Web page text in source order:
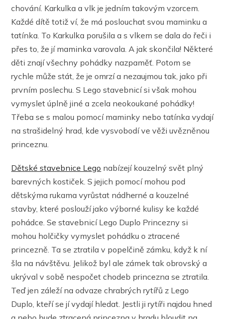
chování. Karkulka a vlk je jedním takovým vzorcem.
Každé dítě totiž ví, že má poslouchat svou maminku a
tatínka. To Karkulka porušila a s vlkem se dala do řeči i
přes to, že jí maminka varovala. A jak skončila! Některé
děti znají všechny pohádky nazpaměť. Potom se
rychle může stát, že je omrzí a nezaujmou tak, jako při
prvním poslechu. S Lego stavebnicí si však mohou
vymyslet úplně jiné a zcela neokoukané pohádky!
Třeba se s malou pomocí maminky nebo tatínka vydají
na strašidelný hrad, kde vysvobodí ve věži uvězněnou
princeznu.
Dětské stavebnice Lego nabízejí kouzelný svět plný
barevných kostiček. S jejich pomocí mohou pod
dětskýma rukama vyrůstat nádherné a kouzelné
stavby, které poslouží jako výborné kulisy ke každé
pohádce. Se stavebnicí Lego Duplo Princezny si
mohou holčičky vymyslet pohádku o ztracené
princezně. Ta se ztratila v popelčině zámku, když k ní
šla na návštěvu. Jelikož byl ale zámek tak obrovský a
ukrýval v sobě nespočet chodeb princezna se ztratila.
Teď jen záleží na odvaze chrabrých rytířů z Lego
Duplo, kteří se jí vydají hledat. Jestli ji rytíři najdou hned